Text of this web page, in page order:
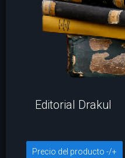
Editorial Drakul
Precio del producto -/+